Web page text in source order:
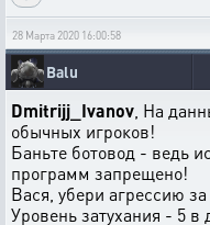
28 Марта 2020 16:00:58
Balu
Dmitrijj_Ivanov , На
обычных игроков!
Баньте ботовод - ведь
программ запрещено!
Вася, убери агрессию
Уровень затухания - 5 в